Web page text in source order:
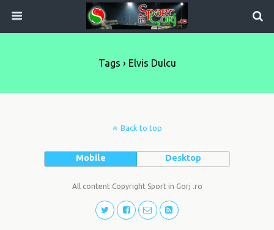
Tags › Elvis Dulcu
Back to top
Mobile Desktop
All content Copyright Sport in Gorj .ro